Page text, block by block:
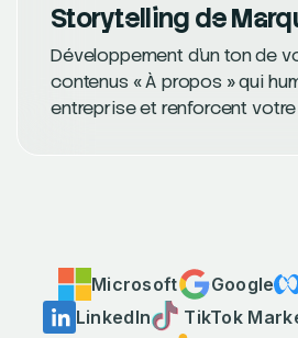
Storytelling de
Développement d’un ton de
contenus « À propos » qui
entreprise et renforcent votre
Microsoft Google
LinkedIn
TikTok